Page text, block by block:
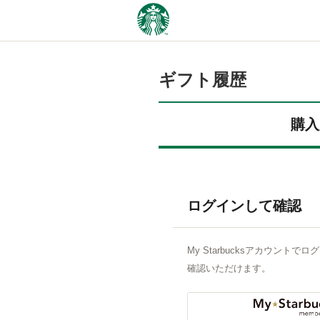
ギフト履歴
購
ログインして確認
My Starbucksアカウントでロ
確認いただけます。